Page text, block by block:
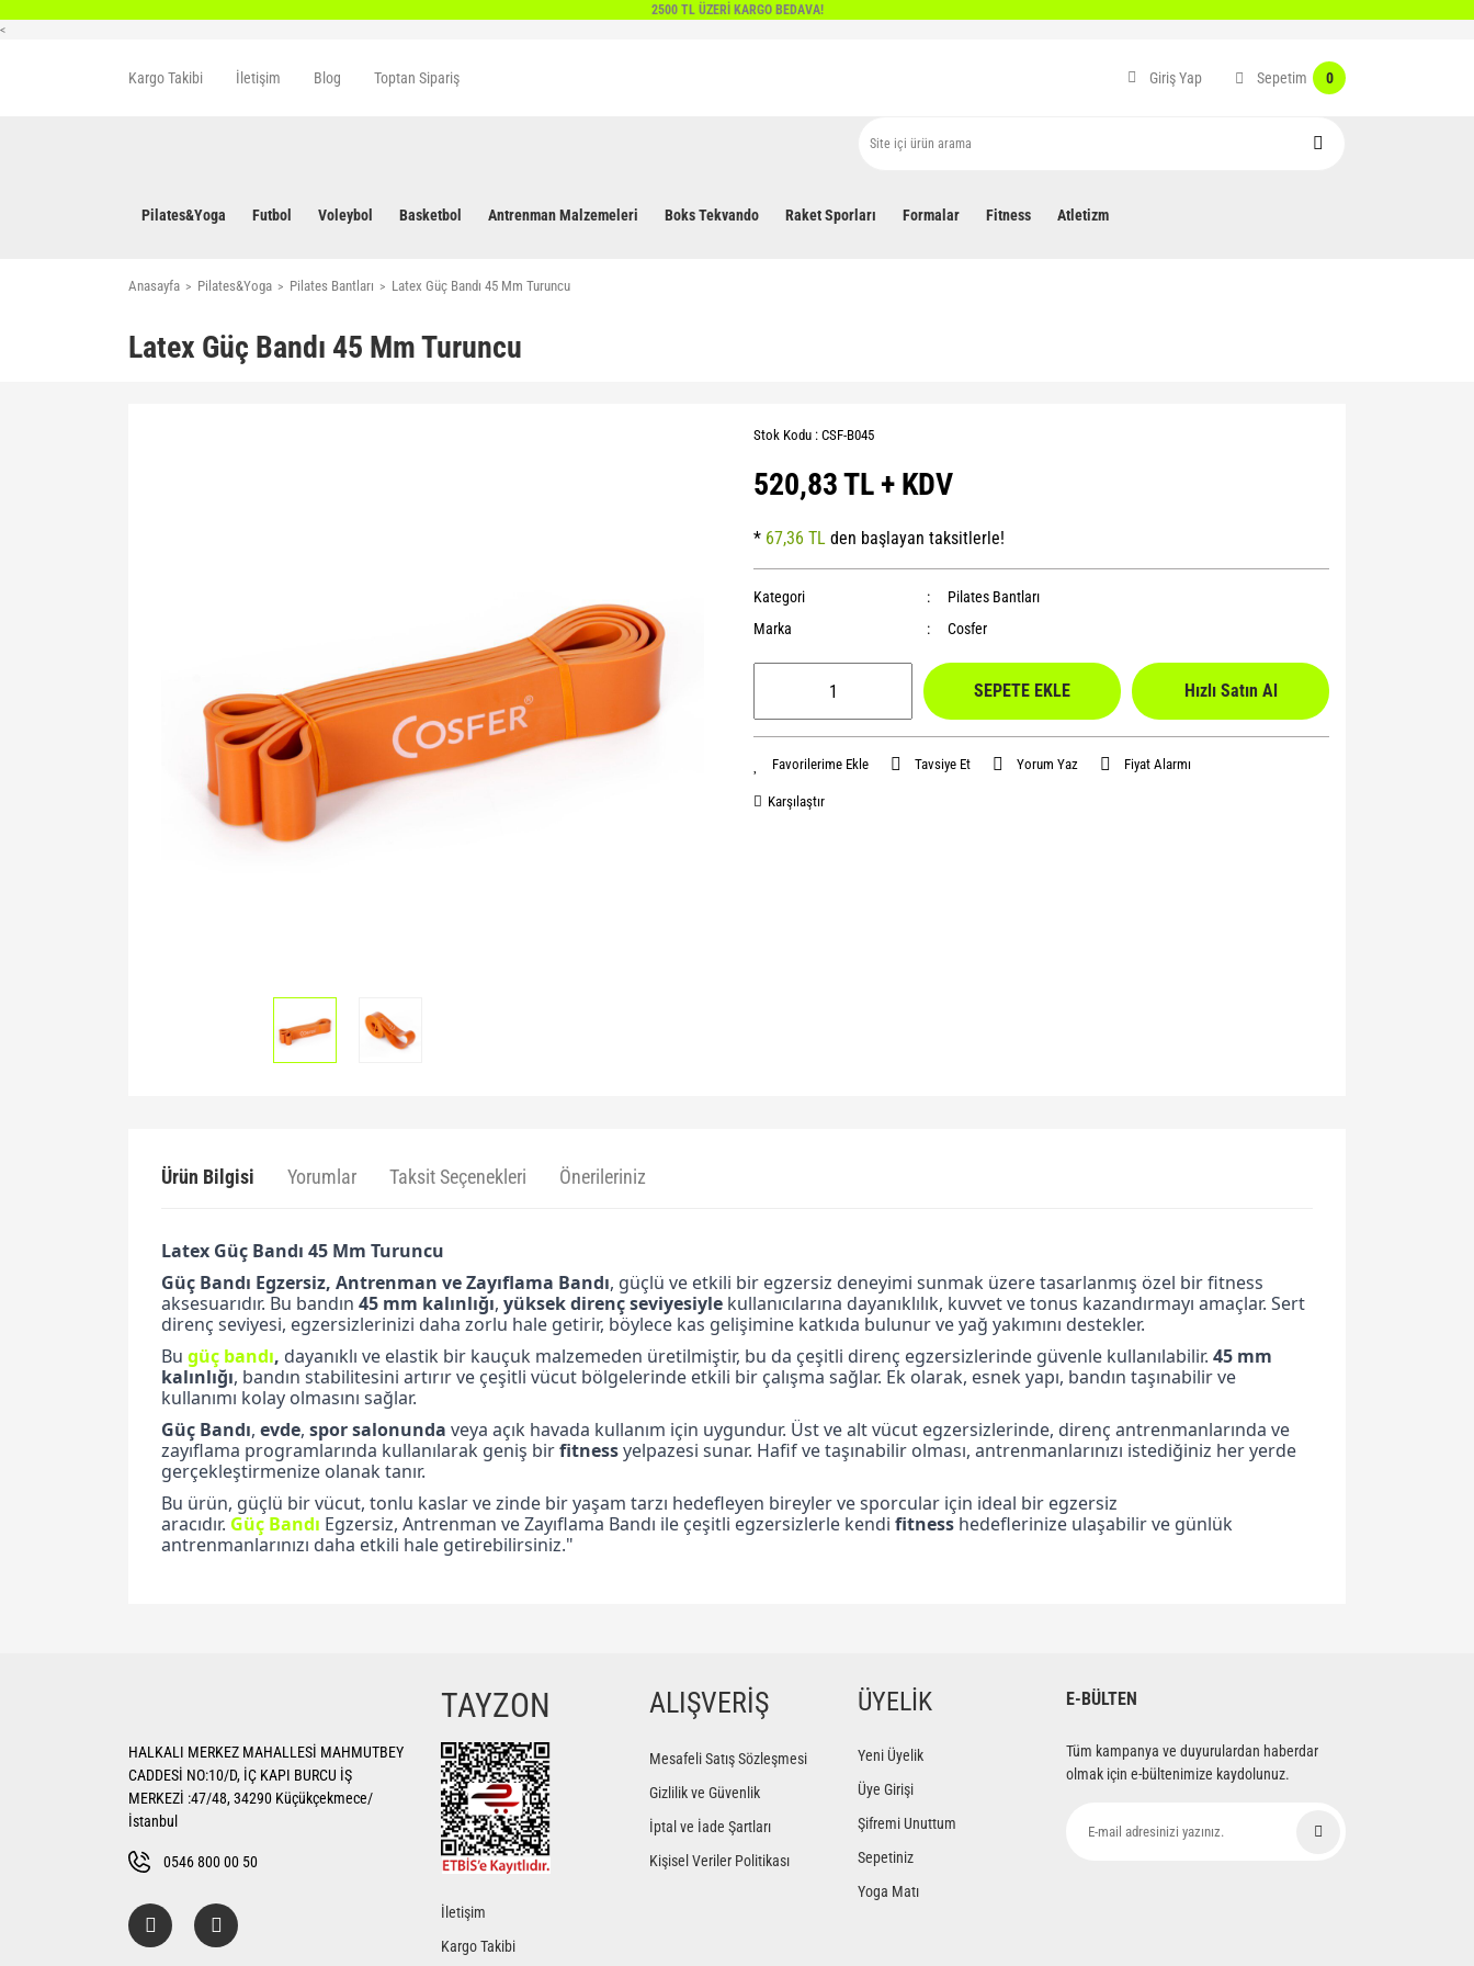
2500 TL ÜZERİ KARGO BEDAVA!
<
Kargo Takibi İletişim Blog Toptan Sipariş Giriş Yap Sepetim 0
Pilates&Yoga Futbol Voleybol Basketbol Antrenman Malzemeleri Boks Tekvando Raket Sporları Formalar Fitness Atletizm
Anasayfa Pilates&Yoga Pilates Bantları Latex Güç Bandı 45 Mm Turuncu
Latex Güç Bandı 45 Mm Turuncu
Stok Kodu : CSF-B045
520,83 TL + KDV
* 67,36 TL den başlayan taksitlerle!
Kategori
Pilates Bantları
Marka
Cosfer
SEPETE EKLE Hızlı Satın Al
Tavsiye Et Yorum Yaz Fiyat Alarmı
Karşılaştır
Ürün Bilgisi Yorumlar Taksit Seçenekleri Önerileriniz
Latex Güç Bandı 45 Mm Turuncu
Güç Bandı Egzersiz, Antrenman ve Zayıflama Bandı, güçlü ve etkili bir egzersiz deneyimi sunmak üzere tasarlanmış özel bir fitness
aksesuarıdır. Bu bandın 45 mm kalınlığı, yüksek direnç seviyesiyle kullanıcılarına dayanıklılık, kuvvet ve tonus kazandırmayı amaçlar. Sert
direnç seviyesi, egzersizlerinizi daha zorlu hale getirir, böylece kas gelişimine katkıda bulunur ve yağ yakımını destekler.
Bu güç bandı, dayanıklı ve elastik bir kauçuk malzemeden üretilmiştir, bu da çeşitli direnç egzersizlerinde güvenle kullanılabilir. 45 mm
kalınlığı, bandın stabilitesini artırır ve çeşitli vücut bölgelerinde etkili bir çalışma sağlar. Ek olarak, esnek yapı, bandın taşınabilir ve
kullanımı kolay olmasını sağlar.
Güç Bandı, evde, spor salonunda veya açık havada kullanım için uygundur. Üst ve alt vücut egzersizlerinde, direnç antrenmanlarında ve
zayıflama programlarında kullanılarak geniş birfitnessyelpazesi sunar. Hafif ve taşınabilir olması, antrenmanlarınızı istediğiniz her yerde
gerçekleştirmenize olanak tanır.
Bu ürün, güçlü bir vücut, tonlu kaslar ve zinde bir yaşam tarzı hedefleyen bireyler ve sporcular için ideal bir egzersiz
aracıdır. Güç Bandı Egzersiz, Antrenman ve Zayıflama Bandı ile çeşitli egzersizlerle kendi fitness hedeflerinize ulaşabilir ve günlük
antrenmanlarınızı daha etkili hale getirebilirsiniz."
Yorum Yaz
Ürün resmi kalitesiz, bozuk veya görüntülenemiyor.
Ürün bilgilerinde hatalar bulunuyor.
Ürün fiyatı diğer sitelerden daha pahalı.
HALKALI MERKEZ MAHALLESİ MAHMUTBEY
CADDESİ NO:10/D, İÇ KAPI BURCU İŞ
MERKEZİ :47/48, 34290 Küçükçekmece/
İstanbul
0546 800 00 50
TAYZON
İletişim
Kargo Takibi
ALIŞVERİŞ
Mesafeli Satış Sözleşmesi
Gizlilik ve Güvenlik
İptal ve İade Şartları
Kişisel Veriler Politikası
ÜYELİK
Yeni Üyelik
Üye Girişi
Şifremi Unuttum
Sepetiniz
Yoga Matı
E-BÜLTEN
Tüm kampanya ve duyurulardan haberdar
olmak için e-bültenimize kaydolunuz.